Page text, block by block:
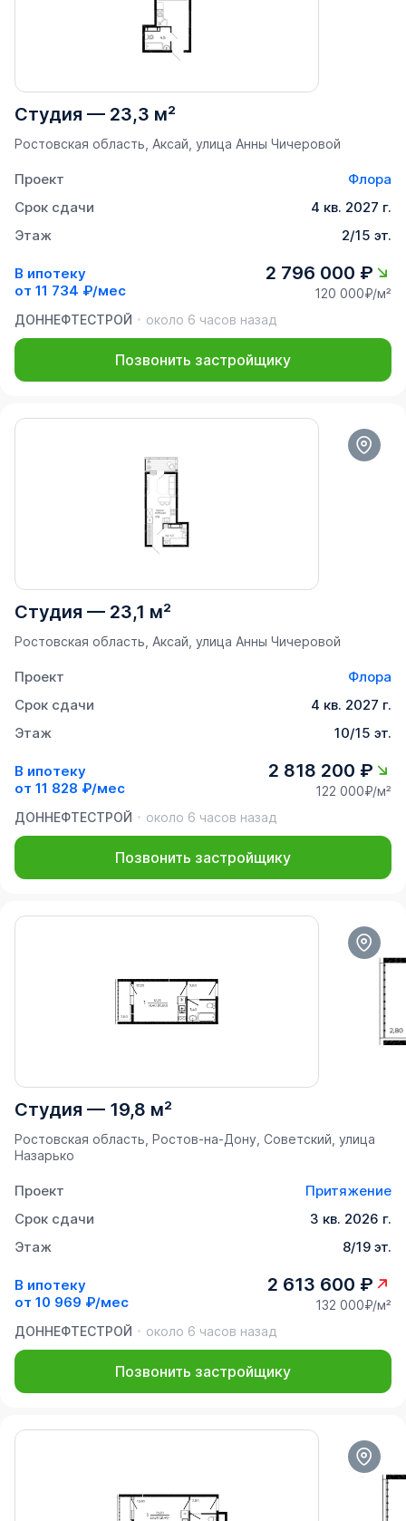
Студия — 23,3 м²
Ростовская область, Аксай, улица Анны Чичеровой
Проект
Флора
Срок сдачи
4 кв. 2027 г.
Этаж
2/15 эт.
В ипотеку
от 11 734 ₽/мес
2 796 000 ₽
120 000₽/м²
ДОННЕФТЕСТРОЙ
около 6 часов назад
Позвонить застройщику
Студия — 23,1 м²
Ростовская область, Аксай, улица Анны Чичеровой
Проект
Флора
Срок сдачи
4 кв. 2027 г.
Этаж
10/15 эт.
В ипотеку
от 11 828 ₽/мес
2 818 200 ₽
122 000₽/м²
ДОННЕФТЕСТРОЙ
около 6 часов назад
Позвонить застройщику
Студия — 19,8 м²
Ростовская область, Ростов-на-Дону, Советский, улица
Назарько
Проект
Притяжение
Срок сдачи
3 кв. 2026 г.
Этаж
8/19 эт.
В ипотеку
от 10 969 ₽/мес
2 613 600 ₽
132 000₽/м²
ДОННЕФТЕСТРОЙ
около 6 часов назад
Позвонить застройщику